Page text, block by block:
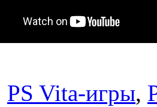
PS Vita-игры,